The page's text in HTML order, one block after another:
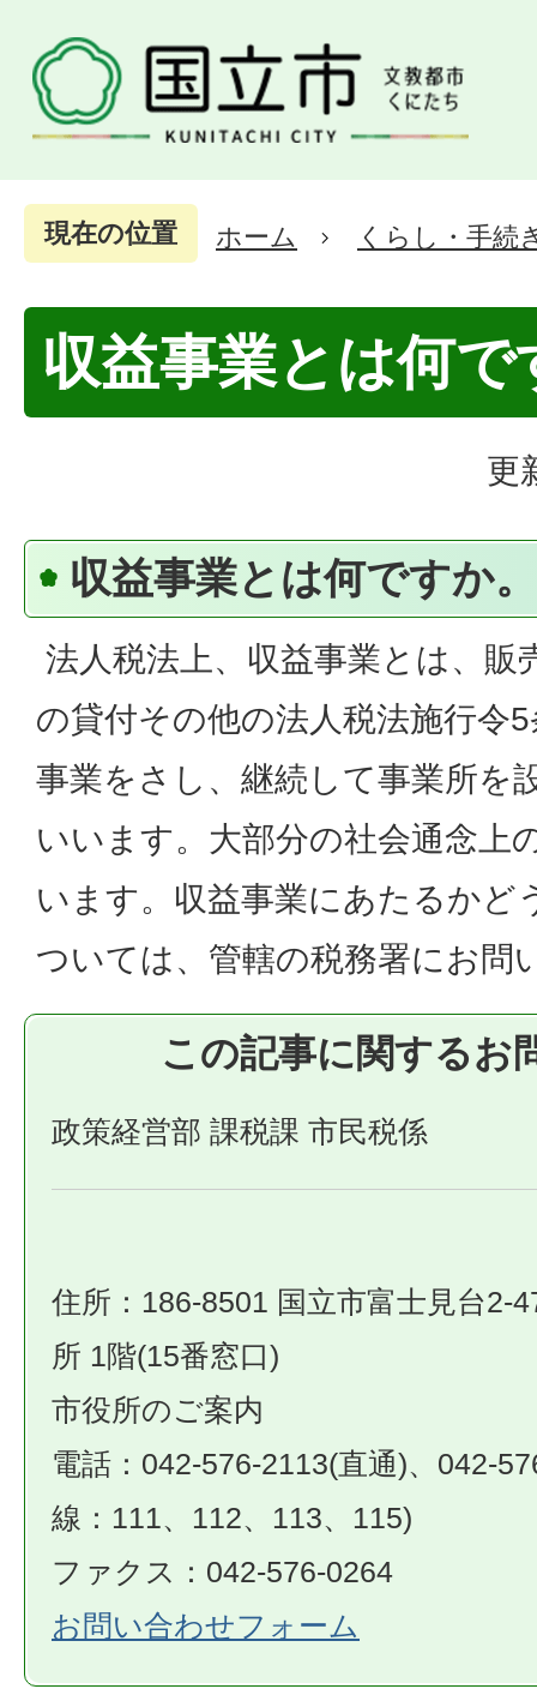
現在の位置 ホーム くらし・手続
収益事業とは何で
更
収益事業とは何ですか。
法人税法上、収益事業とは、販
の貸付その他の法人税法施行令
事業をさし、継続して事業所を
いいます。大部分の社会通念上
います。収益事業にあたるかど
ついては、管轄の税務署にお問
この記事に関するお
政策経営部 課税課 市民税係
住所：186-8501 国立市富士見台2-
所 1階(15番窓口)
市役所のご案内
電話：042-576-2113(直通)、042-
線：111、112、113、115)
ファクス：042-576-0264
お問い合わせフォーム